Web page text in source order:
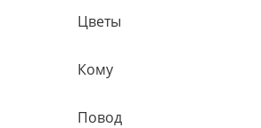
Цветы
Кому
Повод